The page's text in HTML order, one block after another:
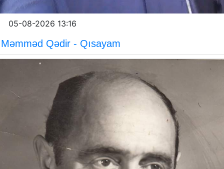
05-08-2026 13:16
Məmməd Qədir - Qısayam